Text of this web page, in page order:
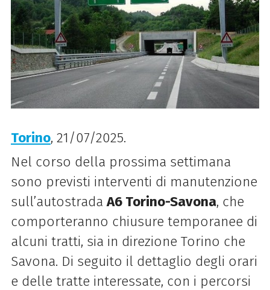
Torino, 21/07/2025.
Nel corso della prossima settimana
sono previsti interventi di manutenzione
sull’autostradaA6 Torino-Savona, che
comporteranno chiusure temporanee di
alcuni tratti, sia in direzione Torino che
Savona. Di seguito il dettaglio degli orari
e delle tratte interessate, con i percorsi